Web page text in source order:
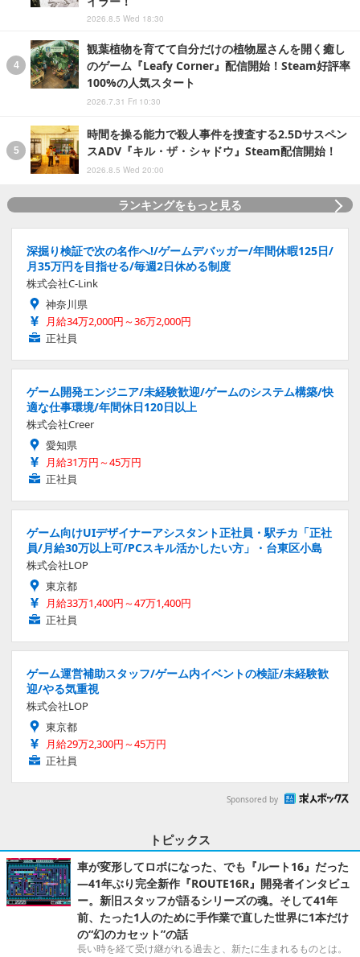
2026.8.5 Wed 18:30
観葉植物を育てて自分だけの植物屋さんを開く癒し
のゲーム『Leafy Corner』配信開始！Steam好評率
100%の人気スタート
2026.7.31 Fri 10:30
時間を操る能力で殺人事件を捜査する2.5Dサスペン
スADV『キル・ザ・シャドウ』Steam配信開始！
2026.8.5 Wed 20:00
ランキングをもっと見る
深掘り検証で次の名作へ!/ゲームデバッガー/年間休暇125日/
月35万円を目指せる/毎週2日休める制度
株式会社C-Link
神奈川県
月給34万2,000円～36万2,000円
正社員
ゲーム開発エンジニア/未経験歓迎/ゲームのシステム構築/快
適な仕事環境/年間休日120日以上
株式会社Creer
愛知県
月給31万円～45万円
正社員
ゲーム向けUIデザイナーアシスタント正社員・駅チカ「正社
員/月給30万以上可/PCスキル活かしたい方」・台東区小島
株式会社LOP
東京都
月給33万1,400円～47万1,400円
正社員
ゲーム運営補助スタッフ/ゲーム内イベントの検証/未経験歓
迎/やる気重視
株式会社LOP
東京都
月給29万2,300円～45万円
正社員
Sponsored by
トピックス
車が変形してロボになった、でも『ルート16』だった
―41年ぶり完全新作『ROUTE16R』開発者インタビュ
ー。新旧スタッフが語るシリーズの魂。そして41年
前、たった1人のために手作業で直した世界に1本だけ
の“幻のカセット”の話
長い時を経て受け継がれる過去と、新たに生まれるものとは。